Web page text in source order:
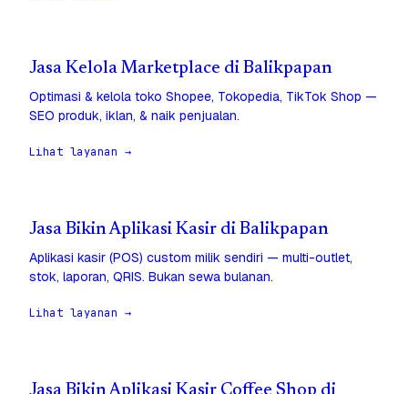
Jasa Kelola Marketplace di Balikpapan
Optimasi & kelola toko Shopee, Tokopedia, TikTok Shop —
SEO produk, iklan, & naik penjualan.
Lihat layanan →
Jasa Bikin Aplikasi Kasir di Balikpapan
Aplikasi kasir (POS) custom milik sendiri — multi-outlet,
stok, laporan, QRIS. Bukan sewa bulanan.
Lihat layanan →